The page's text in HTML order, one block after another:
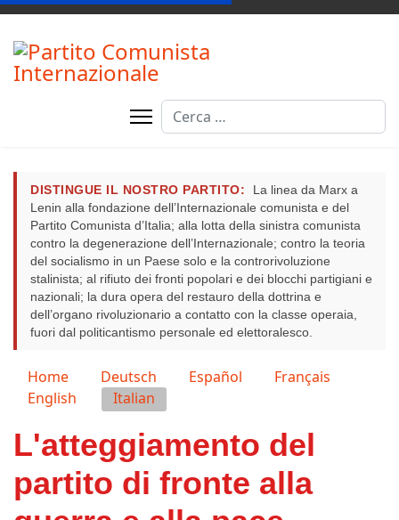
Cerca
DISTINGUE IL NOSTRO PARTITO:
La linea da Marx a
Lenin alla fondazione dell’Internazionale comunista e del
Partito Comunista d’Italia; alla lotta della sinistra comunista
contro la degenerazione dell’Internazionale; contro la teoria
del socialismo in un Paese solo e la controrivoluzione
stalinista; al rifiuto dei fronti popolari e dei blocchi partigiani e
nazionali; la dura opera del restauro della dottrina e
dell’organo rivoluzionario a contatto con la classe operaia,
fuori dal politicantismo personale ed elettoralesco.
Seleziona la tua lingua
Home Deutsch Español
Français
English
Italian
L'atteggiamento del
partito di fronte alla